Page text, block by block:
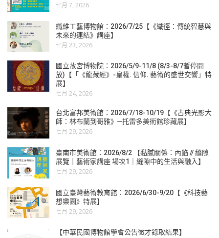
七月 7, 2026
纖維工藝博物館：2026/7/25【《織徑：傳統智慧與
未來的連結》講座】
七月 23, 2026
國立故宮博物院：2026/5/9-11/8 (8/3-8/7暫停開
放)【「《龍藏經》-皇權. 信仰. 藝術的盛世交響」特
展】
七月 24, 2026
台北富邦美術館：2026/7/18-10/19【《古典光影大
師：林布蘭到哥雅》─托雷多美術館珍藏展】
七月 29, 2026
臺南市美術館：2026/8/2 【黏膩關係：內餡 // 縫隙
展覽｜藝術家講座 場次1｜縫隙中的生活與融入】
七月 29, 2026
國立臺灣藝術教育館：2026/6/30-9/20【《科技藝
想樂園》特展】
七月 29, 2026
【中華民國博物館學會公告徵才錄取結果】